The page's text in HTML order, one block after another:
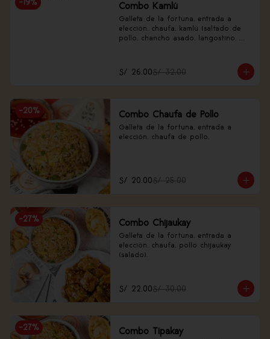
-19% Combo Kamlú
Galleta de la fortuna, entrada a
elección, chaufa, kamlú (saltado de
pollo, chancho asado, langostino,
S/ 26.00S/ 32.00
-20% Combo Chaufa de Pollo
Galleta de la fortuna, entrada a
elección, chaufa de pollo.
S/ 20.00S/ 25.00
-27% Combo Chijaukay
Galleta de la fortuna, entrada a
elección, chaufa, pollo chijaukay
(salado).
S/ 22.00S/ 30.00
-27% Combo Tipakay